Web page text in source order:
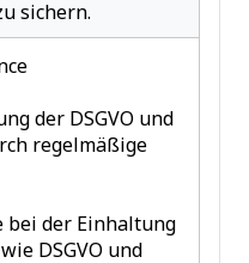
sichern.
der DSGVO und
regelmäßige
bei der Einhaltung
DSGVO und